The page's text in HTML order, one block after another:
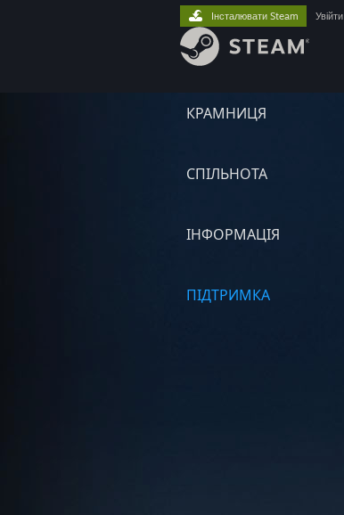
КРАМНИЦЯ
СПІЛЬНОТА
ІНФОРМАЦІЯ
ПІДТРИМКА
Інсталювати Steam Увійти